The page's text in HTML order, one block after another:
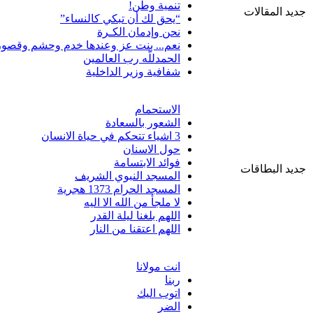
جديد المقالات
تنمية وطن!
“يحق لك أن تبكي كالنساء”
نحن وإدمان الكـرة
نعم... بنت عز وعندها خدم وحشم
الحمدللّه رب العالمين
شفافية وزير الداخلية
جديد البطاقات
الاستحمام
الشعور بالسعادة
3 اشياء تتحكم في حياة الانسان
حول الاسنان
فوائد الابتسامة
المسجد النبوي الشريف
المسجد الحرام 1373 هجرية
لا ملجأ من الله الا اليه
اللهم بلغنا ليلة القدر
اللهم اعتقنا من النار
انت مولانا
ربنا
اتوب اليك
الضر